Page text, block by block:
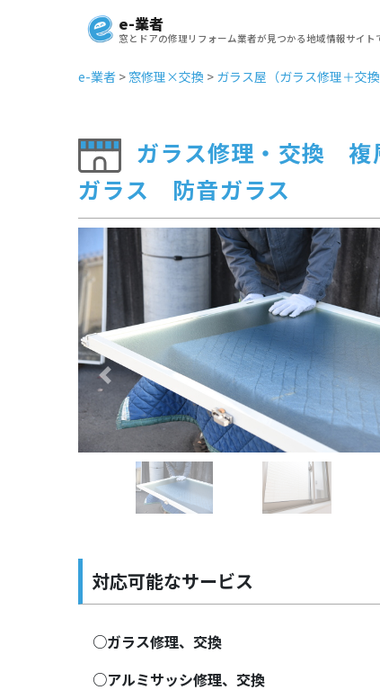
e-業者
窓とドアの修理リフォーム業者が見つかる地域情報サイト
e-業者 > 窓修理×交換 > ガラス屋（ガラス修理＋交換
ガラス修理・交換
ガラス 防音ガラス
Previous
対応可能なサービス
○ガラス修理、交換
○アルミサッシ修理、交換